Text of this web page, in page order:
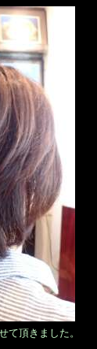
て頂きました。